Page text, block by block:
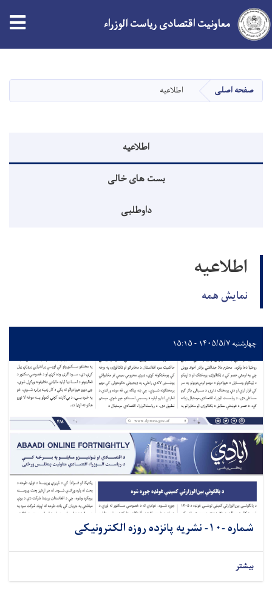
content
معاونیت اقتصادی ریاست الوزراء
صفحه اصلی اطلاعیه
اطلاعیه
بست های خالی
داوطلبی
اطلاعیه
نمایش همه
چهارشنبه ۱۴۰۵/۵/۷ - ۱۵:۱۵
شماره -۱۰- نشريه پانزده روزه الکترونیکی
بیشتر